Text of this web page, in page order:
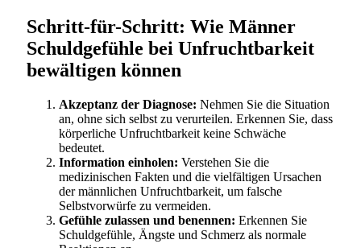
Schritt-für-Schritt: Wie Männer
Schuldgefühle bei Unfruchtbarkeit
bewältigen können
Akzeptanz der Diagnose: Nehmen Sie die Situation
an, ohne sich selbst zu verurteilen. Erkennen Sie, dass
körperliche Unfruchtbarkeit keine Schwäche
bedeutet.
Information einholen: Verstehen Sie die
medizinischen Fakten und die vielfältigen Ursachen
der männlichen Unfruchtbarkeit, um falsche
Selbstvorwürfe zu vermeiden.
Gefühle zulassen und benennen: Erkennen Sie
Schuldgefühle, Ängste und Schmerz als normale